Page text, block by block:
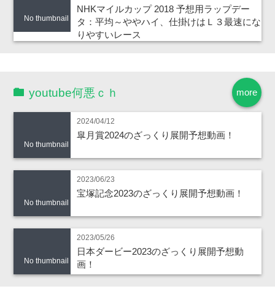
No thumbnail
NHKマイルカップ 2018 予想用ラップデー
タ：平均～ややハイ、仕掛けはＬ３最速にな
りやすいレース
more
youtube何悪ｃｈ
No thumbnail
2024/04/12
皐月賞2024のざっくり展開予想動画！
No thumbnail
2023/06/23
宝塚記念2023のざっくり展開予想動画！
No thumbnail
2023/05/26
日本ダービー2023のざっくり展開予想動
画！